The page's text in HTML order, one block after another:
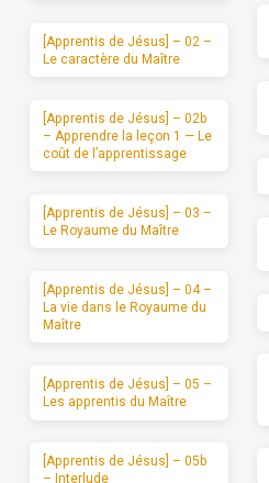
[Apprentis de Jésus] – 02 –
Le caractère du Maître
[Apprentis de Jésus] – 02b
– Apprendre la leçon 1 — Le
coût de l’apprentissage
[Apprentis de Jésus] – 03 –
Le Royaume du Maître
[Apprentis de Jésus] – 04 –
La vie dans le Royaume du
Maître
[Apprentis de Jésus] – 05 –
Les apprentis du Maître
[Apprentis de Jésus] – 05b
– Interlude